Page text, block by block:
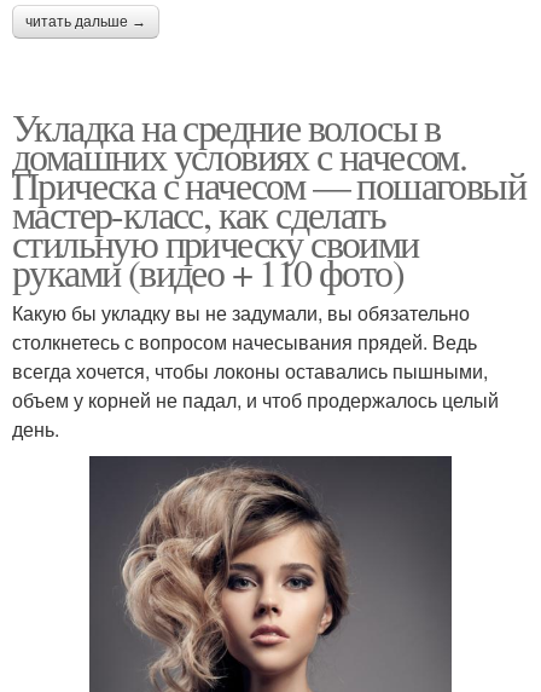
читать дальше →
Укладка на средние волосы в
домашних условиях с начесом.
Прическа с начесом — пошаговый
мастер-класс, как сделать
стильную прическу своими
руками (видео + 110 фото)
Какую бы укладку вы не задумали, вы обязательно
столкнетесь с вопросом начесывания прядей. Ведь
всегда хочется, чтобы локоны оставались пышными,
объем у корней не падал, и чтоб продержалось целый
день.